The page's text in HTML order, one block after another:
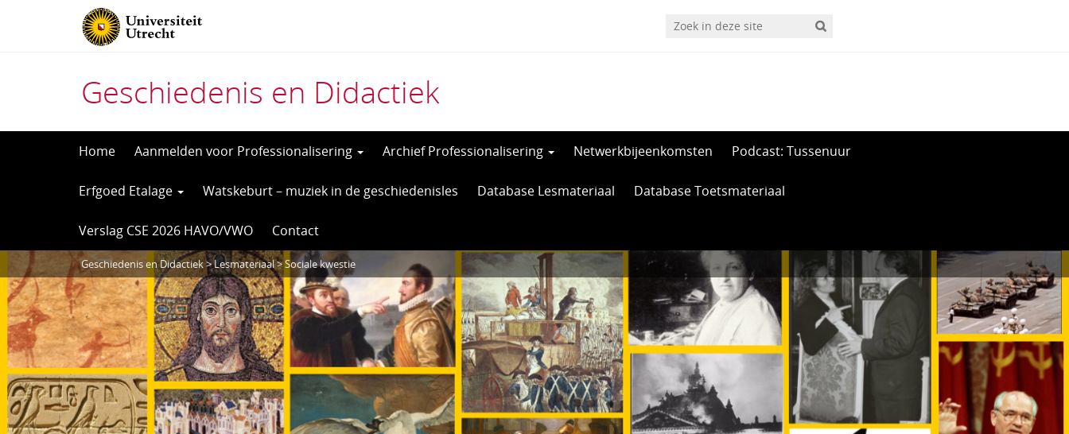
Geschiedenis en Didactiek
Home Aanmelden voor Professionalisering Archief Professionalisering Netwerkbijeenkomsten Podcast: Tussenuur
Erfgoed Etalage Watskeburt – muziek in de geschiedenisles Database Lesmateriaal Database Toetsmateriaal
Verslag CSE 2026 HAVO/VWO Contact
Geschiedenis en Didactiek>Lesmateriaal> Sociale kwestie